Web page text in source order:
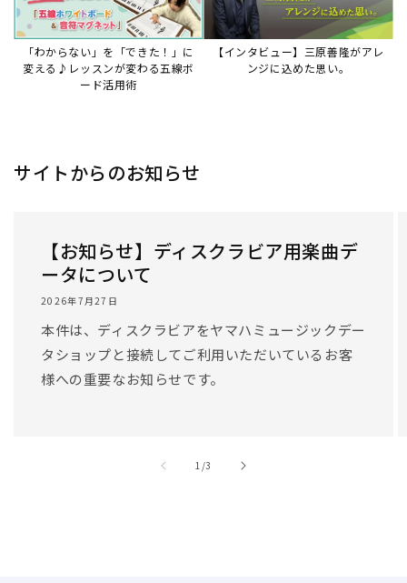
本件は、ディスクラビアをヤマハミュージックデー
タショップと接続してご利用いただいているお客
様への重要なお知らせです。